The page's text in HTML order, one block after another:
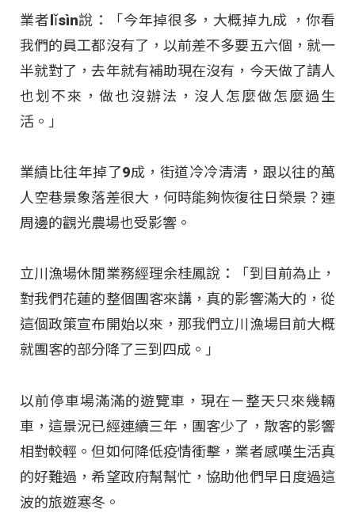
業者lǐsìn說：「今年掉很多，大概掉九成 ，你看
我們的員工都沒有了，以前差不多要五六個，就一
半就對了，去年就有補助現在沒有，今天做了請人
也划不來，做也沒辦法，沒人怎麼做怎麼過生
活。」
業績比往年掉了9成，街道冷冷清清，跟以往的萬
人空巷景象落差很大，何時能夠恢復往日榮景？連
周邊的觀光農場也受影響。
立川漁場休閒業務經理余桂鳳說：「到目前為止，
對我們花蓮的整個團客來講，真的影響滿大的，從
這個政策宣布開始以來，那我們立川漁場目前大概
就團客的部分降了三到四成。」
以前停車場滿滿的遊覽車，現在ㄧ整天只來幾輛
車，這景況已經連續三年，團客少了，散客的影響
相對較輕。但如何降低疫情衝擊，業者感嘆生活真
的好難過，希望政府幫幫忙，協助他們早日度過這
波的旅遊寒冬。